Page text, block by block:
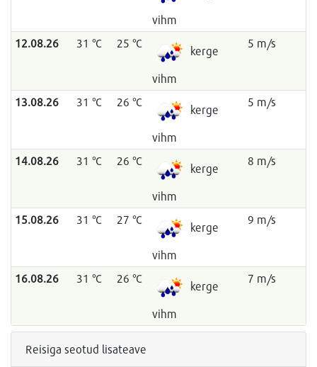
vihm
12.08.26 31 °C 25 °C
kerge
vihm
5 m/s
13.08.26 31 °C 26 °C
kerge
vihm
5 m/s
14.08.26 31 °C 26 °C
kerge
vihm
8 m/s
15.08.26 31 °C 27 °C
kerge
vihm
9 m/s
16.08.26 31 °C 26 °C
kerge
vihm
7 m/s
Reisiga seotud lisateave